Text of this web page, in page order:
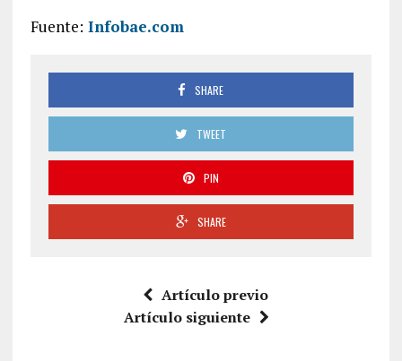
Fuente: Infobae.com
SHARE
TWEET
PIN
SHARE
Artículo previo
Artículo siguiente